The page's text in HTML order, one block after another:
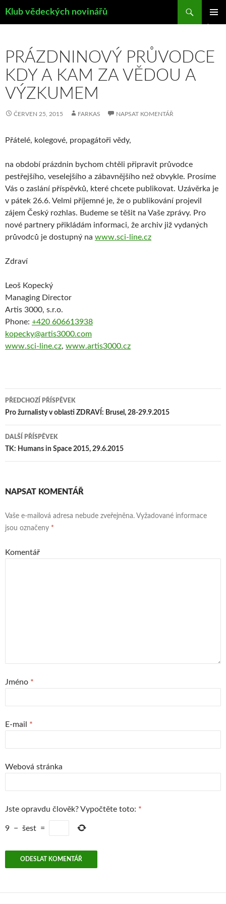
Klub vědeckých novinářů
WEBU
PRÁZDNINOVÝ PRŮVODCE
KDY A KAM ZA VĚDOU A
VÝZKUMEM
ČERVEN 25, 2015 FARKAS NAPSAT KOMENTÁŘ
Přátelé, kolegové, propagátoři vědy,
na období prázdnin bychom chtěli připravit průvodce
pestřejšího, veselejšího a zábavnějšího než obvykle. Prosíme
Vás o zaslání příspěvků, které chcete publikovat. Uzávěrka je
v pátek 26.6. Velmi příjemné je, že o publikování projevil
zájem Český rozhlas. Budeme se těšit na Vaše zprávy. Pro
nové partnery přikládám informaci, že archiv již vydaných
průvodců je dostupný na www.sci-line.cz
Zdraví
Leoš Kopecký
Managing Director
Artis 3000, s.r.o.
Phone: +420 606613938
kopecky@artis3000.com
www.sci-line.cz, www.artis3000.cz
Navigace
pro
příspěvky
PŘEDCHOZÍ PŘÍSPĚVEK
Pro žurnalisty v oblasti ZDRAVÍ: Brusel, 28-29.9.2015
DALŠÍ PŘÍSPĚVEK
TK: Humans in Space 2015, 29.6.2015
NAPSAT KOMENTÁŘ
Vaše e-mailová adresa nebude zveřejněna. Vyžadované informace
jsou označeny *
Komentář
Jméno *
E-mail *
Webová stránka
Jste opravdu člověk? Vypočtěte toto: *
9 − šest =